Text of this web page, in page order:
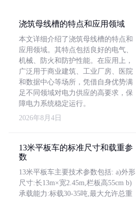
浇筑母线槽的特点和应用领域
本文详细介绍了浇筑母线槽的特点和
应用领域。其特点包括良好的电气、
机械、防火和防护性能。在应用上，
广泛用于商业建筑、工业厂房、医院
和数据中心等场所，凭借自身优势满
足不同领域对电力供应的高要求，保
障电力系统稳定运行。
2026年8月4日
13米平板车的标准尺寸和载重参
数
13米平板车主要技术参数包括: a)外形
尺寸:长13m×宽2.45m,栏板高55cm b)
承载能力:标载30-35吨,最大允许总重